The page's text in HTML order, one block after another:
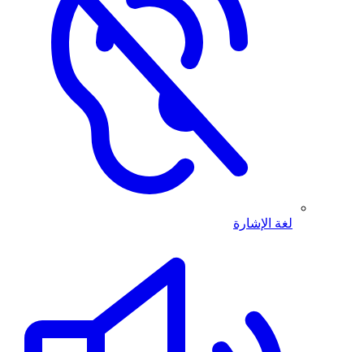
لغة الإشارة